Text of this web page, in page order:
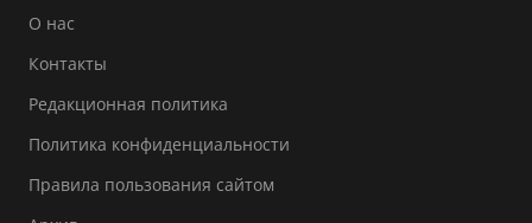
О нас
Контакты
Редакционная политика
Политика конфиденциальности
Правила пользования сайтом